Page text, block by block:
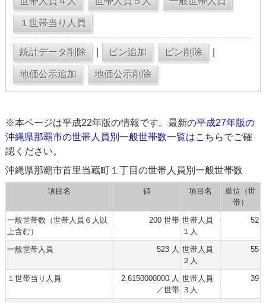
※本ページは平成22年版の情報です。最新の平成27年版の
沖縄県那覇市の世帯人員別一般世帯数一覧はこちらでご確
認ください。
沖縄県那覇市首里当蔵町１丁目の世帯人員別一般世帯数
項目名 値 項目名
単位（世
帯）
一般世帯数（世帯人員６人以
上含む）
200 世帯 世帯人員
１人
52
一般世帯人員 523 人 世帯人員
２人
55
１世帯当り人員
2.6150000000 人
／世帯
世帯人員
３人
39